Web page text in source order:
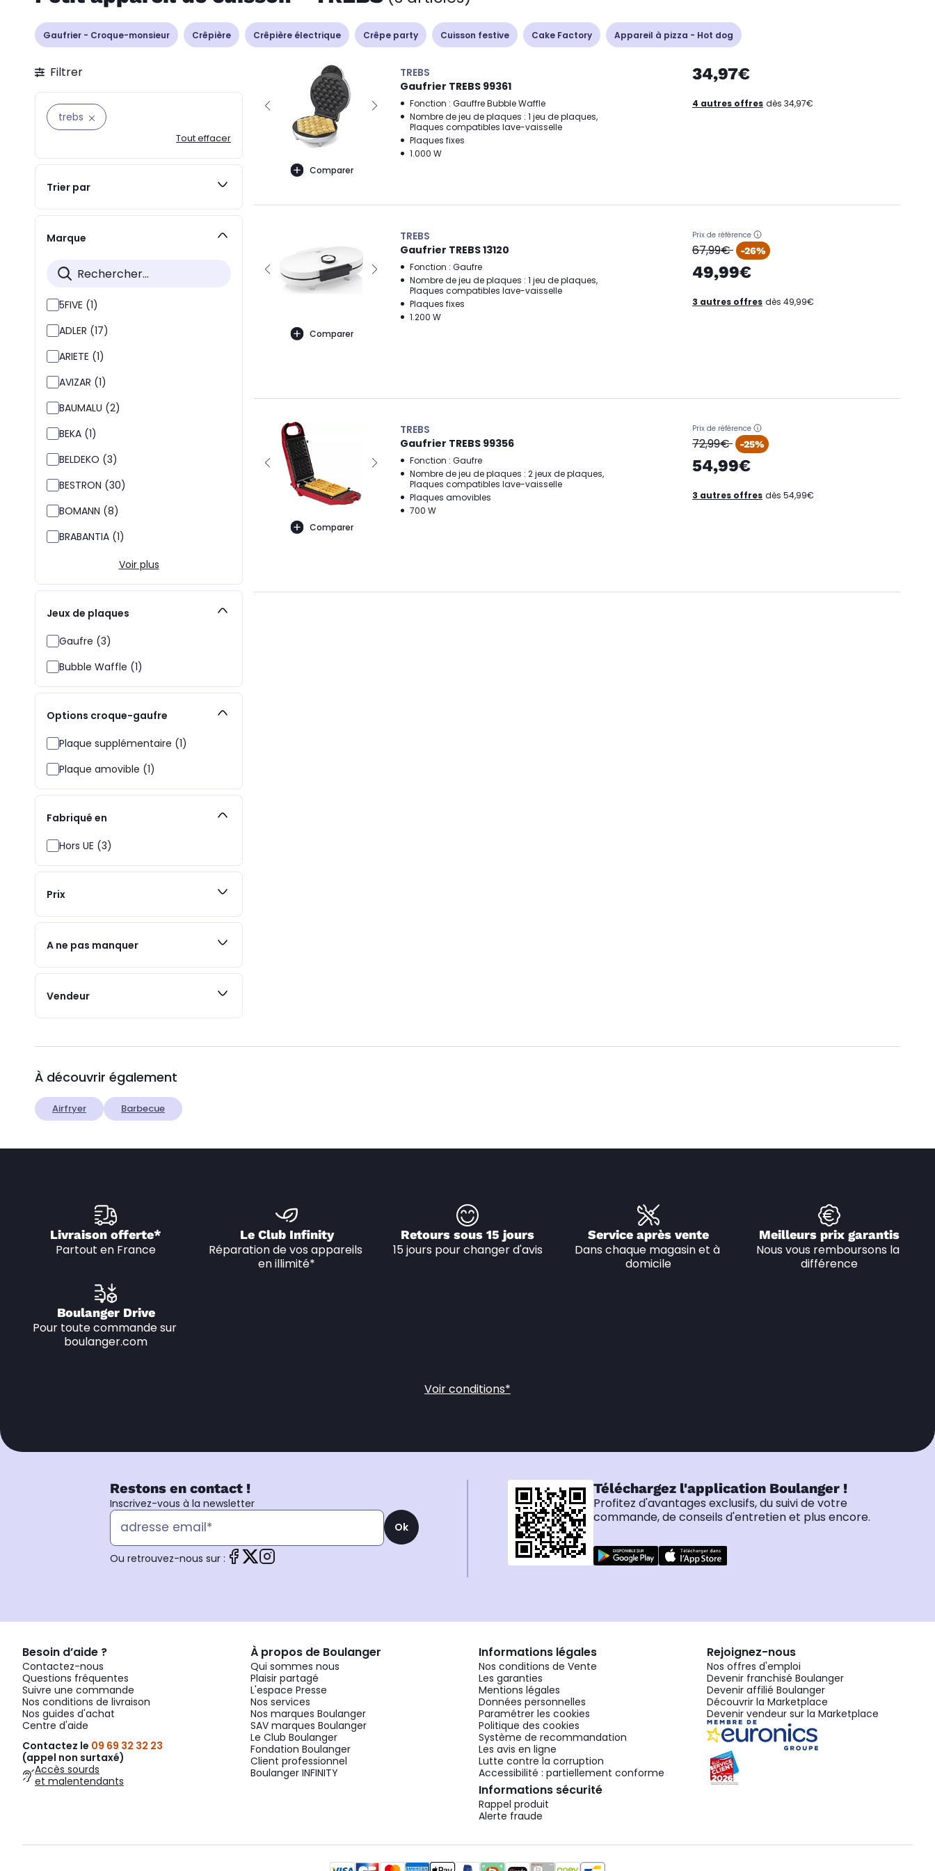
Gaufrier - Croque-monsieur Crêpière Crêpière électrique Crêpe party Cuisson festive Cake Factory Appareil à pizza - Hot dog
Filtrer
trebs
Tout effacer
Trier par
Marque
5FIVE (1)
ADLER (17)
ARIETE (1)
AVIZAR (1)
BAUMALU (2)
BEKA (1)
BELDEKO (3)
BESTRON (30)
BOMANN (8)
BRABANTIA (1)
Voir plus
Jeux de plaques
Gaufre (3)
Bubble Waffle (1)
Options croque-gaufre
Plaque supplémentaire (1)
Plaque amovible (1)
Fabriqué en
Hors UE (3)
Prix
A ne pas manquer
Vendeur
Comparer
TREBS
Gaufrier TREBS 99361
Fonction : Gauffre Bubble Waffle
Nombre de jeu de plaques : 1 jeu de plaques,
Plaques compatibles lave-vaisselle
Plaques fixes
1.000 W
34,97€
4 autres offres dès 34,97€
Comparer
TREBS
Gaufrier TREBS 13120
Fonction : Gaufre
Nombre de jeu de plaques : 1 jeu de plaques,
Plaques compatibles lave-vaisselle
Plaques fixes
1.200 W
Prix de référence
oldPrice
67,99€ -26%
49,99€
3 autres offres dès 49,99€
Comparer
TREBS
Gaufrier TREBS 99356
Fonction : Gaufre
Nombre de jeu de plaques : 2 jeux de plaques,
Plaques compatibles lave-vaisselle
Plaques amovibles
700 W
Prix de référence
oldPrice
72,99€ -25%
54,99€
3 autres offres dès 54,99€
À découvrir également
Airfryer Barbecue
Livraison offerte*
Partout en France
Le Club Infinity
Réparation de vos appareils
en illimité*
Retours sous 15 jours
15 jours pour changer d'avis
Service après vente
Dans chaque magasin et à
domicile
Meilleurs prix garantis
Nous vous remboursons la
différence
Boulanger Drive
Pour toute commande sur
boulanger.com
Voir conditions*
Restons en contact !
Inscrivez-vous à la newsletter
Ok
Ou retrouvez-nous sur :
Téléchargez l'application Boulanger !
Profitez d'avantages exclusifs, du suivi de votre
commande, de conseils d'entretien et plus encore.
Besoin d’aide ?
Contactez-nous
Questions fréquentes
Suivre une commande
Nos conditions de livraison
Nos guides d'achat
Centre d'aide
Contactez le 09 69 32 32 23
(appel non surtaxé)
Accès sourds
et malentendants
À propos de Boulanger
Qui sommes nous
Plaisir partagé
L'espace Presse
Nos services
Nos marques Boulanger
SAV marques Boulanger
Le Club Boulanger
Fondation Boulanger
Client professionnel
Boulanger INFINITY
Informations légales
Nos conditions de Vente
Les garanties
Mentions légales
Données personnelles
Paramétrer les cookies
Politique des cookies
Système de recommandation
Les avis en ligne
Lutte contre la corruption
Accessibilité : partiellement conforme
Informations sécurité
Rappel produit
Alerte fraude
Rejoignez-nous
Nos offres d'emploi
Devenir franchisé Boulanger
Devenir affilié Boulanger
Découvrir la Marketplace
Devenir vendeur sur la Marketplace